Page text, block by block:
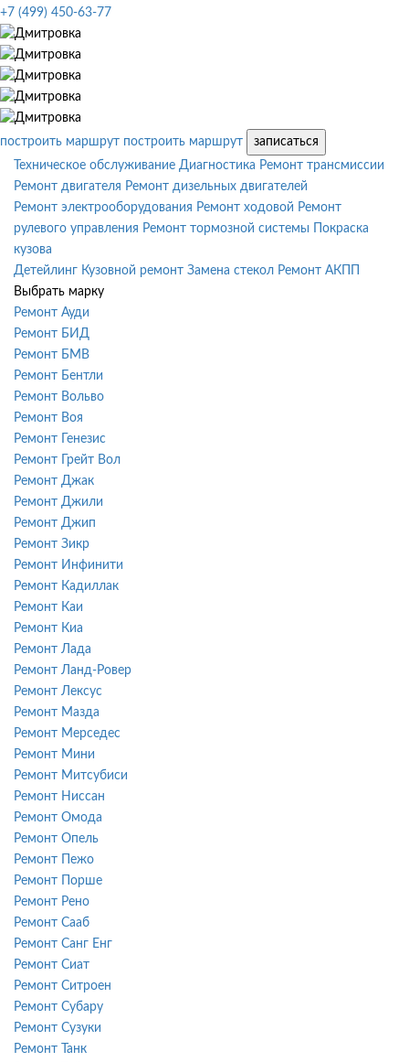
+7 (499) 450-63-77
построить маршрут построить маршрут
записаться
Техническое обслуживание Диагностика Ремонт трансмиссии
Ремонт двигателя Ремонт дизельных двигателей
Ремонт электрооборудования Ремонт ходовой Ремонт
рулевого управления Ремонт тормозной системы
Покраска
кузова
Детейлинг Кузовной ремонт Замена стекол Ремонт АКПП
Выбрать марку
Ремонт Ауди
Ремонт БИД
Ремонт БМВ
Ремонт Бентли
Ремонт Вольво
Ремонт Воя
Ремонт Генезис
Ремонт Грейт Вол
Ремонт Джак
Ремонт Джили
Ремонт Джип
Ремонт Зикр
Ремонт Инфинити
Ремонт Кадиллак
Ремонт Каи
Ремонт Киа
Ремонт Лада
Ремонт Ланд-Ровер
Ремонт Лексус
Ремонт Мазда
Ремонт Мерседес
Ремонт Мини
Ремонт Митсубиси
Ремонт Ниссан
Ремонт Омода
Ремонт Опель
Ремонт Пежо
Ремонт Порше
Ремонт Рено
Ремонт Сааб
Ремонт Санг Енг
Ремонт Сиат
Ремонт Ситроен
Ремонт Субару
Ремонт Сузуки
Ремонт Танк